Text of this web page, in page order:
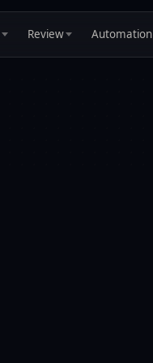
Review Automation